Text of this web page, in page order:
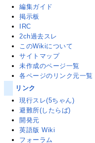
編集ガイド
掲示板
IRC
2ch過去スレ
このWikiについて
サイトマップ
未作成のページ一覧
各ページのリンク元一覧
リンク
現行スレ(5ちゃん)
避難所(したらば)
開発元
英語版 Wiki
フォーラム